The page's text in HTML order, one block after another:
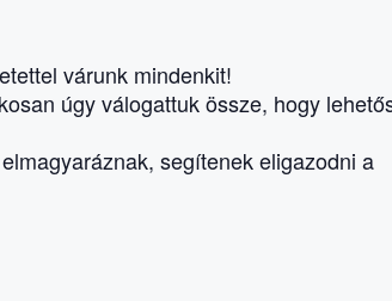
várunk mindenkit!
úgy válogattuk össze, hogy
segítenek eligazodni a